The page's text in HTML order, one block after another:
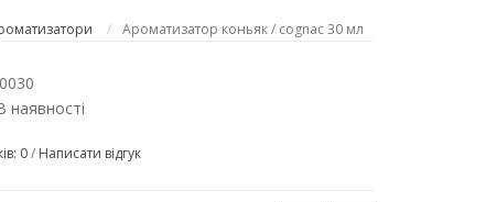
Ароматизатор коньяк / cognac 30 мл
наявності
0/ Написати відгук